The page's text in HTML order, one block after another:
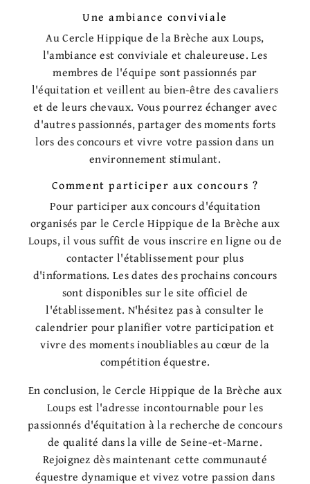
Une ambiance conviviale
Au Cercle Hippique de la Brèche aux Loups,
l'ambiance est conviviale et chaleureuse. Les
membres de l'équipe sont passionnés par
l'équitation et veillent au bien-être des cavaliers
et de leurs chevaux. Vous pourrez échanger avec
d'autres passionnés, partager des moments forts
lors des concours et vivre votre passion dans un
environnement stimulant.
Comment participer aux concours ?
Pour participer aux concours d'équitation
organisés par le Cercle Hippique de la Brèche aux
Loups, il vous suffit de vous inscrire en ligne ou de
contacter l'établissement pour plus
d'informations. Les dates des prochains concours
sont disponibles sur le site officiel de
l'établissement. N'hésitez pas à consulter le
calendrier pour planifier votre participation et
vivre des moments inoubliables au cœur de la
compétition équestre.
En conclusion, le Cercle Hippique de la Brèche aux
Loups est l'adresse incontournable pour les
passionnés d'équitation à la recherche de concours
de qualité dans la ville de Seine-et-Marne.
Rejoignez dès maintenant cette communauté
équestre dynamique et vivez votre passion dans